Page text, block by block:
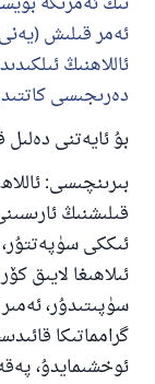
ئەمر قىلىش
ئاللاھنىڭ
دەرىجىسى
بۇ ئايەتنى
بىرىنچىسى:
قىلىشنىڭ
ئىككى سۈپەتتۇر،
ئىلاھىغا لايىق
سۈپىتىدۇر،
گرامماتىكا
ئوخشىمايدۇ،